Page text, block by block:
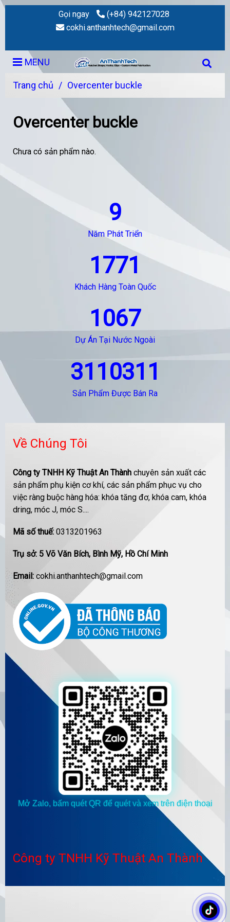
Gọi ngay
(+84) 942127028
cokhi.anthanhtech@gmail.com
MENU
Trang chủ / Overcenter buckle
Overcenter buckle
Chưa có sản phẩm nào.
9
Năm Phát Triển
1771
Khách Hàng Toàn Quốc
1067
Dự Án Tại Nước Ngoài
3110311
Sản Phẩm Được Bán Ra
Về Chúng Tôi
Công ty TNHH Kỹ Thuật An Thành chuyên sản xuất các
sản phẩm phụ kiện cơ khí, các sản phẩm phục vụ cho
việc ràng buộc hàng hóa: khóa tăng đơ, khóa cam, khóa
dring, móc J, móc S....
Mã số thuế: 0313201963
Trụ sở: 5 Võ Văn Bích, Bình Mỹ, Hồ Chí Minh
Email: cokhi.anthanhtech@gmail.com
Mở Zalo, bấm quét QR để quét và xem trên điện thoại
Công ty TNHH Kỹ Thuật An Thành